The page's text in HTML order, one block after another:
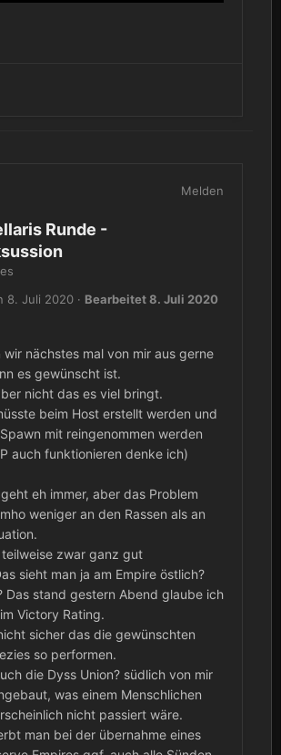
Melden
Runde -
8. Juli 2020 · Bearbeitet8. Juli 2020
wir nächstes mal von mir aus gerne
es gewünscht ist.
nicht das es viel bringt.
beim Host erstellt werden und
mit reingenommen werden
auch funktionieren denke ich)
eh immer, aber das Problem
weniger an den Rassen als an
teilweise zwar ganz gut
sieht man ja am Empire östlich?
Das stand gestern Abend glaube ich
Victory Rating.
sicher das die gewünschten
so performen.
die Dyss Union? südlich von mir
was einem Menschlichen
nicht passiert wäre.
man bei der übernahme eines